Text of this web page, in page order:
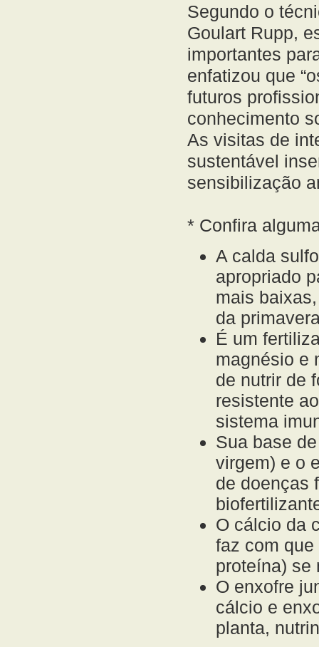
Segundo o
Goulart Rupp,
importantes
enfatizou que
futuros
conhecimento
As visitas de
sustentável
sensibilização
* Confira
A calda
apropriado
mais
da
É um
magnésio e
de nutrir de
resistente
sistema
Sua base
virgem) e o
de doenças
O cálcio da
faz com
proteína) se
O enxofre
cálcio e
planta,